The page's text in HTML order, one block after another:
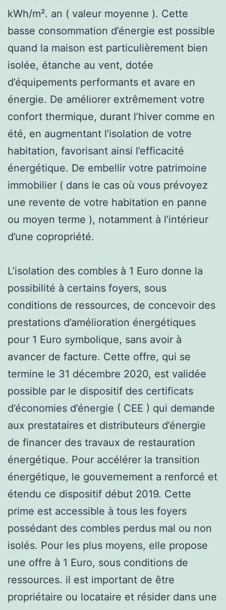
kWh/m². an ( valeur moyenne ). Cette
basse consommation d’énergie est possible
quand la maison est particulièrement bien
isolée, étanche au vent, dotée
d’équipements performants et avare en
énergie. De améliorer extrêmement votre
confort thermique, durant l’hiver comme en
été, en augmentant l’isolation de votre
habitation, favorisant ainsi l’efficacité
énergétique. De embellir votre patrimoine
immobilier ( dans le cas où vous prévoyez
une revente de votre habitation en panne
ou moyen terme ), notamment à l’intérieur
d’une copropriété.
L’isolation des combles à 1 Euro donne la
possibilité à certains foyers, sous
conditions de ressources, de concevoir des
prestations d’amélioration énergétiques
pour 1 Euro symbolique, sans avoir à
avancer de facture. Cette offre, qui se
termine le 31 décembre 2020, est validée
possible par le dispositif des certificats
d’économies d’énergie ( CEE ) qui demande
aux prestataires et distributeurs d’énergie
de financer des travaux de restauration
énergétique. Pour accélérer la transition
énergétique, le gouvernement a renforcé et
étendu ce dispositif début 2019. Cette
prime est accessible à tous les foyers
possédant des combles perdus mal ou non
isolés. Pour les plus moyens, elle propose
une offre à 1 Euro, sous conditions de
ressources. il est important de être
propriétaire ou locataire et résider dans une